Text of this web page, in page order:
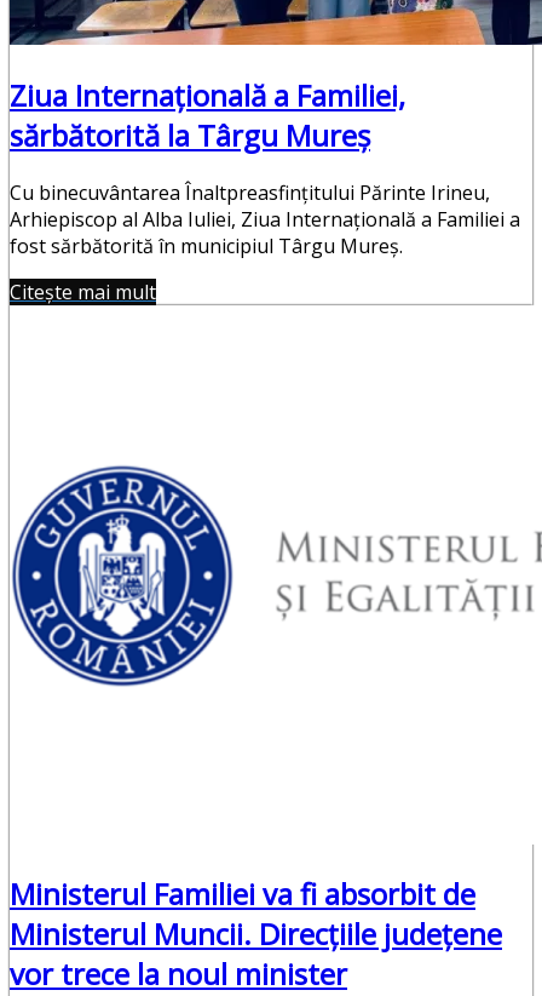
Ziua Internațională a Familiei,
sărbătorită la Târgu Mureș
Cu binecuvântarea Înaltpreasfințitului Părinte Irineu,
Arhiepiscop al Alba Iuliei, Ziua Internațională a Familiei a
fost sărbătorită în municipiul Târgu Mureș.
Citește mai mult
Ministerul Familiei va fi absorbit de
Ministerul Muncii. Direcțiile județene
vor trece la noul minister